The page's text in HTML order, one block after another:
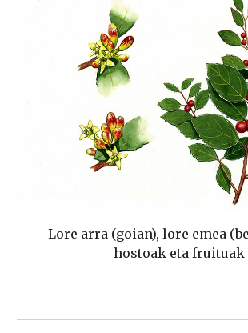
Lore arra (goian), lore emea
hostoak eta fruituak